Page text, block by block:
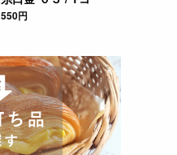
550円